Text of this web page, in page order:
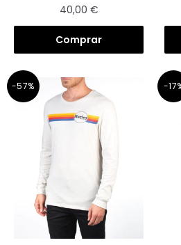
40,00 €
Comprar
-57%
-